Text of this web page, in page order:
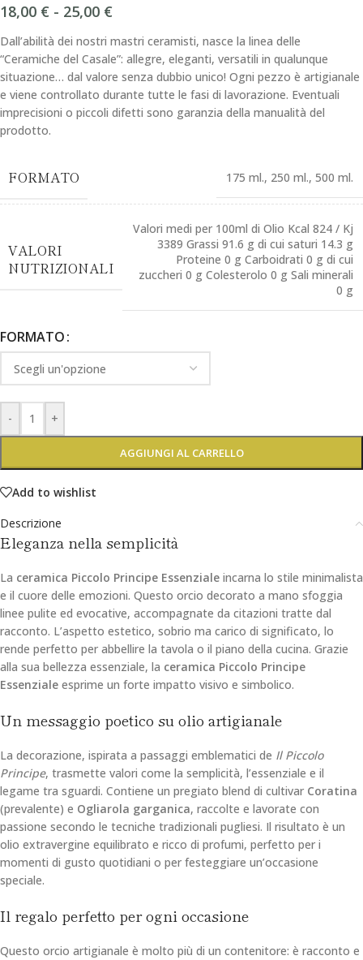
18,00 € - 25,00 €
Dall’abilità dei nostri mastri ceramisti, nasce la linea delle
“Ceramiche del Casale”: allegre, eleganti, versatili in qualunque
situazione… dal valore senza dubbio unico! Ogni pezzo è artigianale
e viene controllato durante tutte le fasi di lavorazione. Eventuali
imprecisioni o piccoli difetti sono garanzia della manualità del
prodotto.
FORMATO 175 ml., 250 ml., 500 ml.
VALORI
NUTRIZIONALI
Valori medi per 100ml di Olio Kcal 824 / Kj
3389 Grassi 91.6 g di cui saturi 14.3 g
Proteine 0 g Carboidrati 0 g di cui
zuccheri 0 g Colesterolo 0 g Sali minerali
0 g
FORMATO
- +
AGGIUNGI AL CARRELLO
Add to wishlist
Descrizione
Eleganza nella semplicità
La ceramica Piccolo Principe Essenziale incarna lo stile minimalista
e il cuore delle emozioni. Questo orcio decorato a mano sfoggia
linee pulite ed evocative, accompagnate da citazioni tratte dal
racconto. L’aspetto estetico, sobrio ma carico di significato, lo
rende perfetto per abbellire la tavola o il piano della cucina. Grazie
alla sua bellezza essenziale, la ceramica Piccolo Principe
Essenziale esprime un forte impatto visivo e simbolico.
Un messaggio poetico su olio artigianale
La decorazione, ispirata a passaggi emblematici de Il Piccolo
Principe, trasmette valori come la semplicità, l’essenziale e il
legame tra sguardi. Contiene un pregiato blend di cultivar Coratina
(prevalente) e Ogliarola garganica, raccolte e lavorate con
passione secondo le tecniche tradizionali pugliesi. Il risultato è un
olio extravergine equilibrato e ricco di profumi, perfetto per i
momenti di gusto quotidiani o per festeggiare un’occasione
speciale.
Il regalo perfetto per ogni occasione
Questo orcio artigianale è molto più di un contenitore: è racconto e